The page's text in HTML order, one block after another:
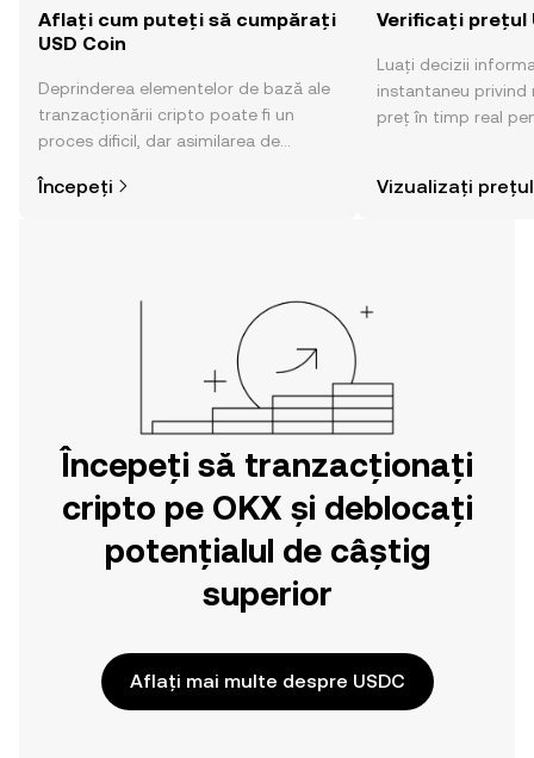
Aflați cum puteți să cumpărați
USD Coin
Deprinderea elementelor de bază ale
tranzacționării cripto poate fi un
proces dificil, dar asimilarea de
cumpărare a activelor cripto este mai
Începeți
Verificați prețul
Luați decizii
instantaneu privind
preț în timp real
Vizualizați prețul
Începeți să tranzacționați
cripto pe OKX și deblocați
potențialul de câștig
superior
Aflați mai multe despre USDC